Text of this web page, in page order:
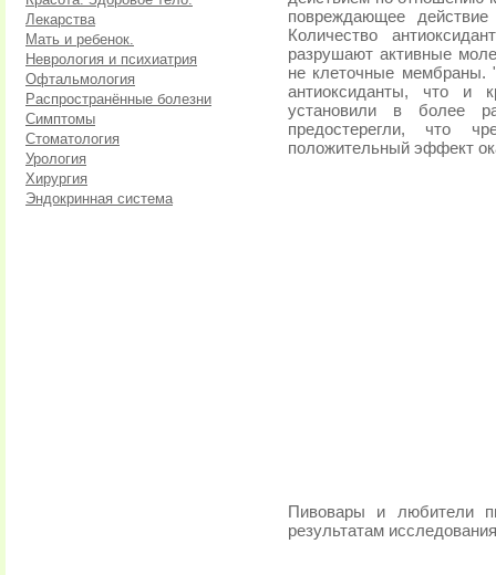
Лекарства
Мать и ребенок.
Неврология и психиатрия
Офтальмология
Распространённые болезни
Симптомы
Стоматология
Урология
Хирургия
Эндокринная система
повреждающее
Количество
разрушают активные
не клеточные мембраны.
антиоксиданты, что и
установили в более
предостерегли, что
положительный эффект
Пивовары и любители
результатам